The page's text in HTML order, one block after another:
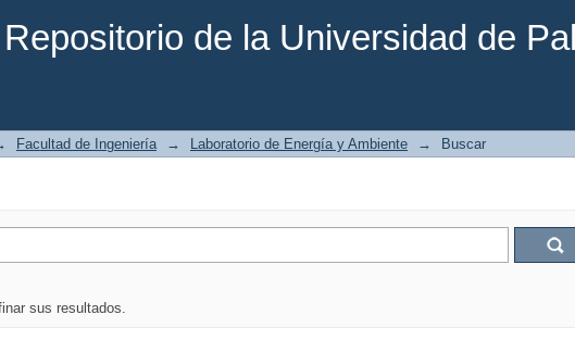
Repositorio de la Universidad de
Facultad de Ingeniería → Laboratorio de Energía y Ambiente → Buscar
sus resultados.